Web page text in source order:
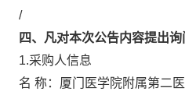
/
四、凡对本次公告内容提出询
1.采购人信息
名 称：厦门医学院附